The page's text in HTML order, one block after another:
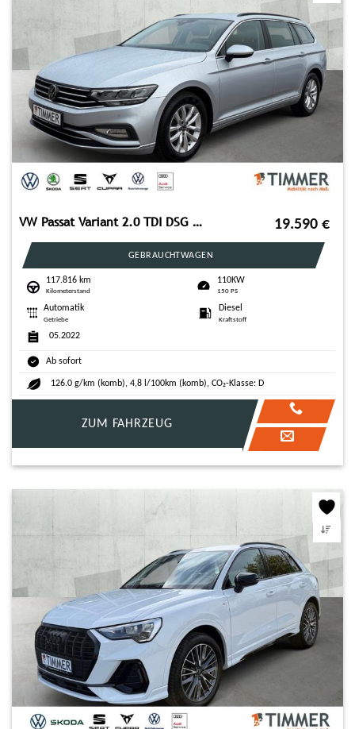
VW Passat Variant 2.0 TDI DSG BUSINESS +LED +ACC +R 19.590 €
GEBRAUCHTWAGEN
117.816 km
Kilometerstand
110KW
150 PS
Automatik
Getriebe
Diesel
Kraftstoff
05.2022
Ab sofort
126.0 g/km (komb), 4,8 l/100km (komb), CO₂-Klasse: D
ZUM FAHRZEUG